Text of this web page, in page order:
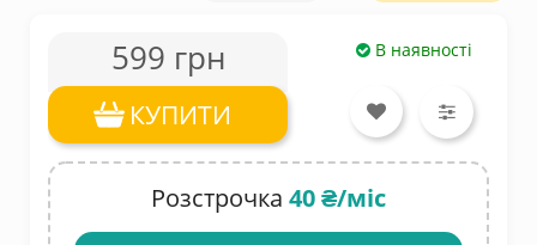
599 грн В наявності
КУПИТИ
Розстрочка 40 ₴/міс